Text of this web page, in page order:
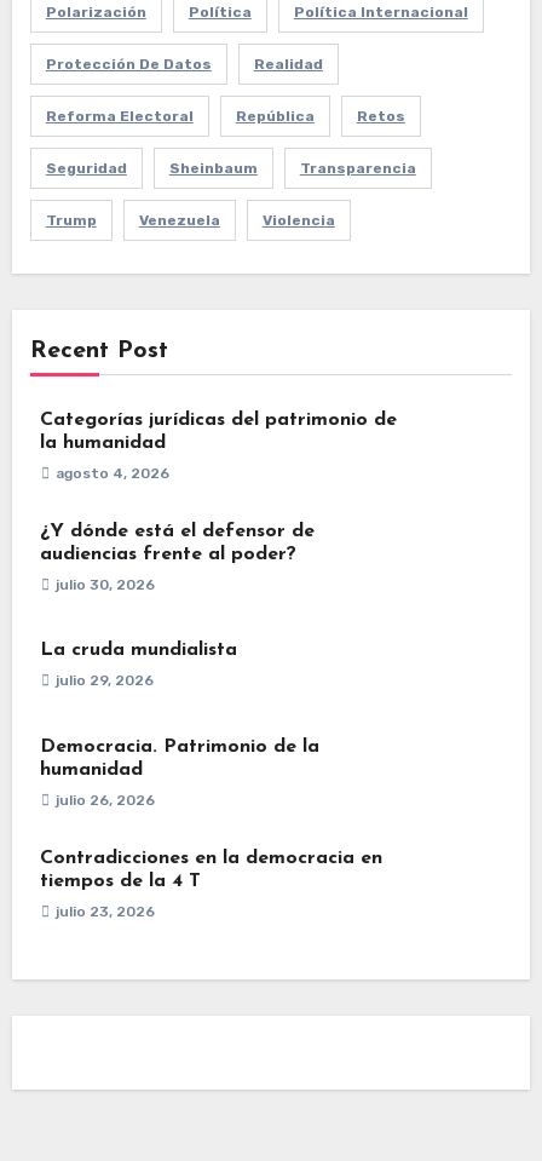
Polarización Política Política Internacional
Protección De Datos Realidad
Reforma Electoral República Retos
Seguridad Sheinbaum Transparencia
Trump Venezuela Violencia
Recent Post
Categorías jurídicas del patrimonio de
la humanidad
agosto 4, 2026
¿Y dónde está el defensor de
audiencias frente al poder?
julio 30, 2026
La cruda mundialista
julio 29, 2026
Democracia. Patrimonio de la
humanidad
julio 26, 2026
Contradicciones en la democracia en
tiempos de la 4 T
julio 23, 2026